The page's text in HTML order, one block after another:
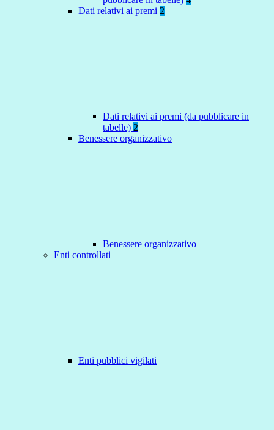
Dati relativi ai premi 2
Dati relativi ai premi (da pubblicare in
tabelle) 2
Benessere organizzativo
Benessere organizzativo
Enti controllati
Enti pubblici vigilati